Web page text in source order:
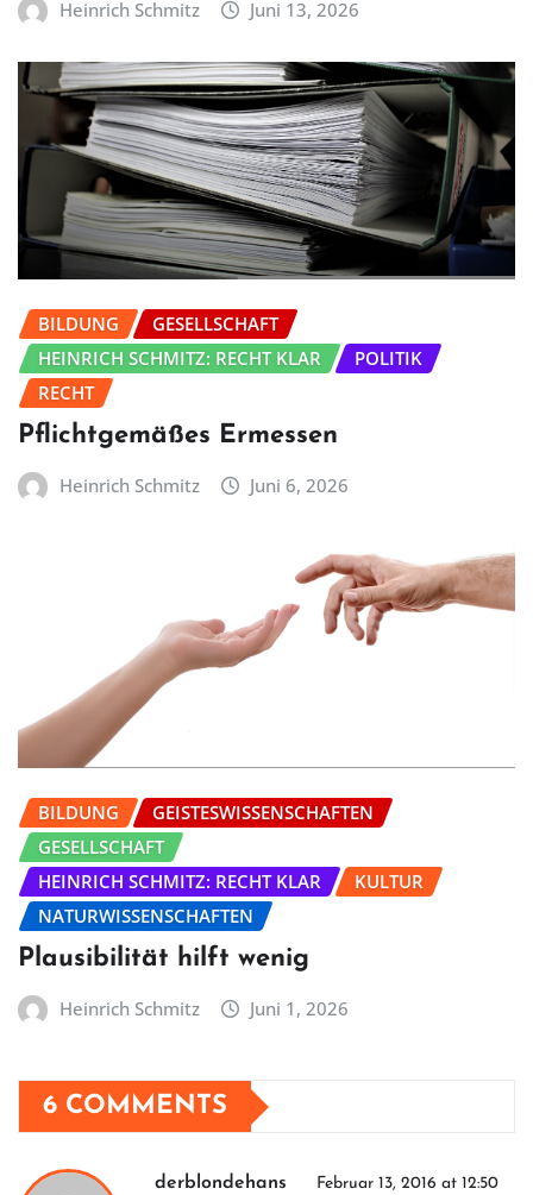
Heinrich Schmitz Juni 13, 2026
BILDUNG
GESELLSCHAFT
HEINRICH SCHMITZ: RECHT KLAR
POLITIK
RECHT
Pflichtgemäßes Ermessen
Heinrich Schmitz Juni 6, 2026
BILDUNG
GEISTESWISSENSCHAFTEN
GESELLSCHAFT
HEINRICH SCHMITZ: RECHT KLAR
KULTUR
NATURWISSENSCHAFTEN
Plausibilität hilft wenig
Heinrich Schmitz Juni 1, 2026
6 COMMENTS
derblondehans
Februar 13, 2016 at 12:50